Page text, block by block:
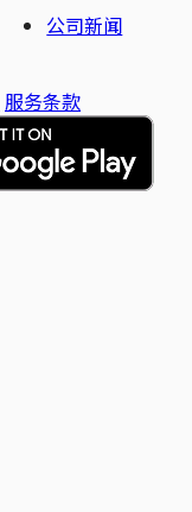
公司新闻
服务条款